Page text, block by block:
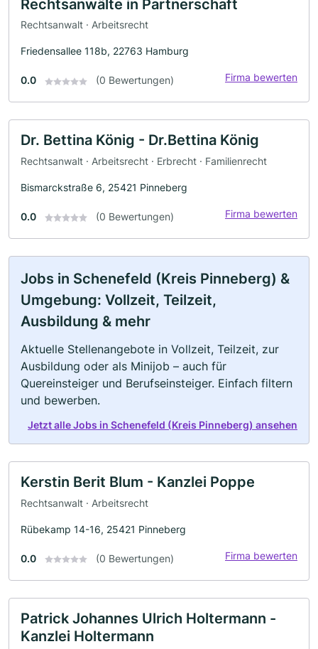
Rechtsanwälte in Partnerschaft
Rechtsanwalt · Arbeitsrecht
Friedensallee 118b, 22763 Hamburg
0.0 (0 Bewertungen) Firma bewerten
Dr. Bettina König - Dr.Bettina König
Rechtsanwalt · Arbeitsrecht · Erbrecht · Familienrecht
Bismarckstraße 6, 25421 Pinneberg
0.0 (0 Bewertungen) Firma bewerten
Jobs in Schenefeld (Kreis Pinneberg) &
Umgebung: Vollzeit, Teilzeit,
Ausbildung & mehr
Aktuelle Stellenangebote in Vollzeit, Teilzeit, zur
Ausbildung oder als Minijob – auch für
Quereinsteiger und Berufseinsteiger. Einfach filtern
und bewerben.
Jetzt alle Jobs in Schenefeld (Kreis Pinneberg) ansehen
Kerstin Berit Blum - Kanzlei Poppe
Rechtsanwalt · Arbeitsrecht
Rübekamp 14-16, 25421 Pinneberg
0.0 (0 Bewertungen) Firma bewerten
Patrick Johannes Ulrich Holtermann -
Kanzlei Holtermann